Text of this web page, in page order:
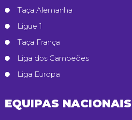
Taça Alemanha
Ligue 1
Taça França
Liga dos Campeões
Liga Europa
EQUIPAS NACIONAIS